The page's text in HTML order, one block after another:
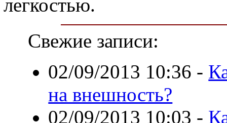
легкостью.
Свежие записи:
02/09/2013 10:36 -
на внешность?
02/09/2013 10:03 -